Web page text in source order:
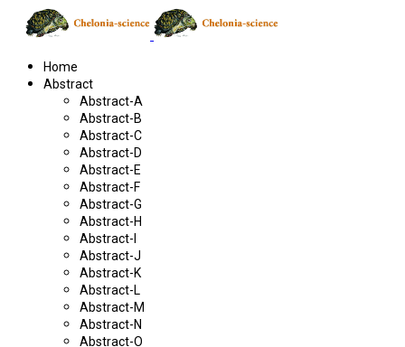
Home
Abstract
Abstract-A
Abstract-B
Abstract-C
Abstract-D
Abstract-E
Abstract-F
Abstract-G
Abstract-H
Abstract-I
Abstract-J
Abstract-K
Abstract-L
Abstract-M
Abstract-N
Abstract-O